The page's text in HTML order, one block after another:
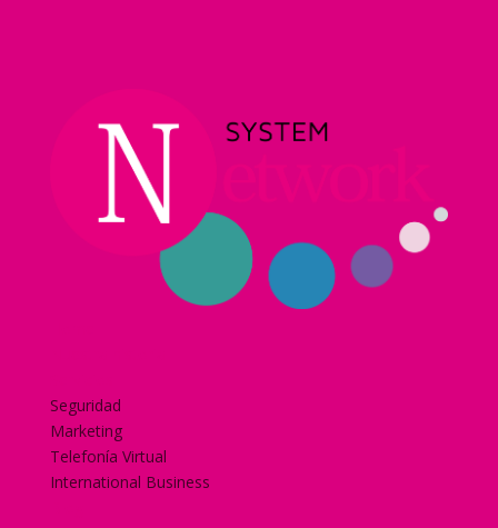
Seguridad
Marketing
Telefonía Virtual
International Business